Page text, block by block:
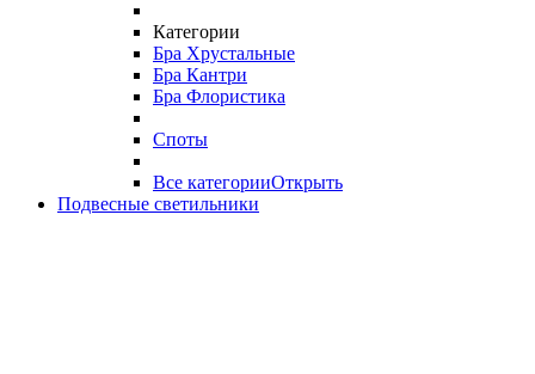
Категории
Бра Хрустальные
Бра Кантри
Бра Флористика
Споты
Все категорииОткрыть
Подвесные светильники